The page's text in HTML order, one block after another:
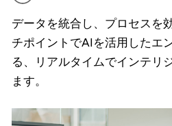
データを統合し、プロセスを
チポイントでAIを活用したエ
る、リアルタイムでインテリ
ます。